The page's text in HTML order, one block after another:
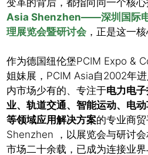
Asia Shenzhen——深圳国际
理展览会暨研讨会 ，正是这一
作为德国纽伦堡PCIM Expo &
姐妹展，PCIM Asia自2002年
内市场少有的、专注于电力电
业、轨道交通、智能运动、电
等领域应用解决方案的专业商
Shenzhen ，以展览会与研讨
市场二十余载，已成为连接业